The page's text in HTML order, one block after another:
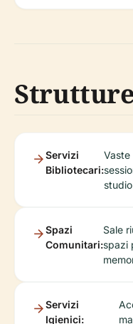
Servizi
Bibliotecari:
Vaste
Spazi
Comunitari:
Sale
spazi
Servizi
Igienici: